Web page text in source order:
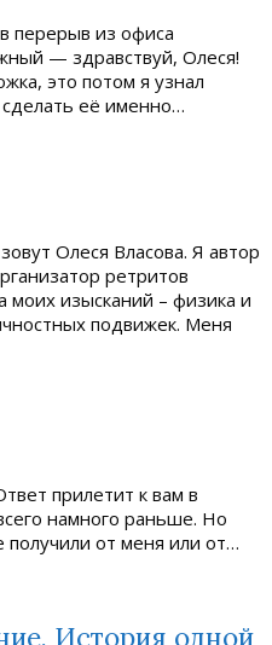
из офиса
— здравствуй, Олеся!
это потом я узнал
сделать её именно…
Олеся Власова. Я автор
ретритов
моих изысканий – физика и
подвижек. Меня
прилетит к вам в
намного раньше. Но
получили от меня или от…
История одной